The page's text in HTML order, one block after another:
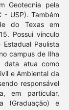
Geotecnia pela
- USP). Também
do Texas em
Possui vínculo
Paulista
campus de Ilha
data atua como
e Ambiental da
responsável
em particular,
(Graduação) e